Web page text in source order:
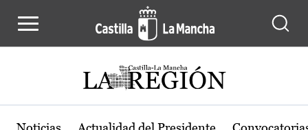
Actualidad de la región de Castilla-